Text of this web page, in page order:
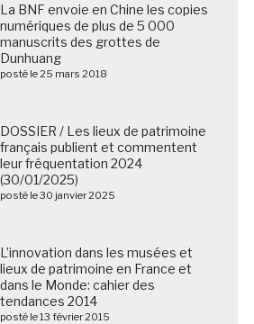
La BNF envoie en Chine les copies
numériques de plus de 5 000
manuscrits des grottes de
Dunhuang
posté le 25 mars 2018
DOSSIER / Les lieux de patrimoine
français publient et commentent
leur fréquentation 2024
(30/01/2025)
posté le 30 janvier 2025
L’innovation dans les musées et
lieux de patrimoine en France et
dans le Monde: cahier des
tendances 2014
posté le 13 février 2015